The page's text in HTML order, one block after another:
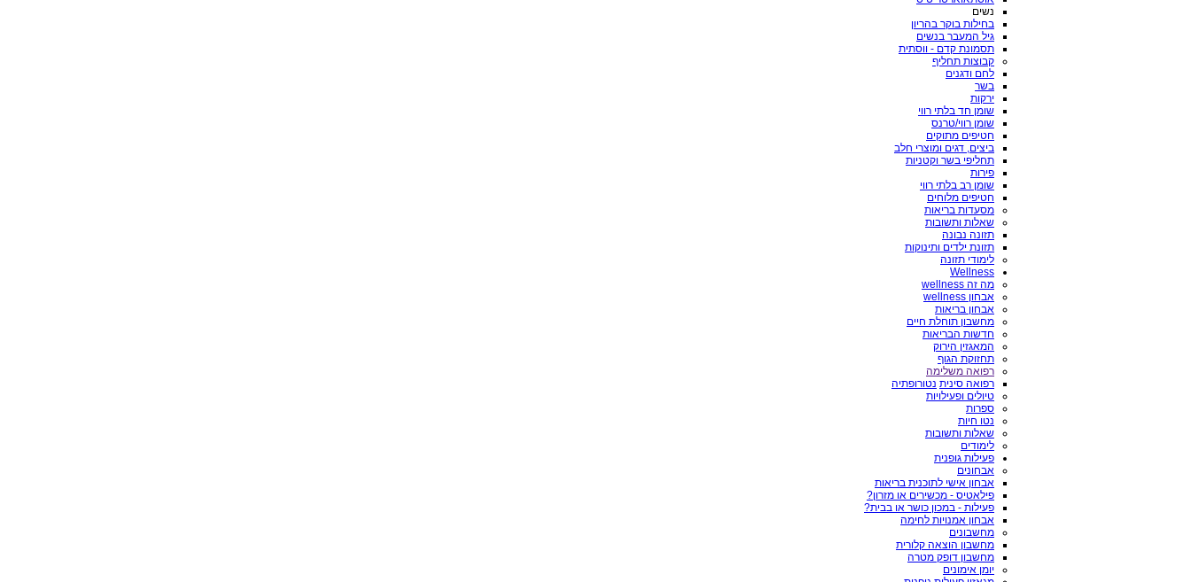
נשים
בחילות בוקר בהריון
גיל המעבר בנשים
תסמונת קדם - ווסתית
קבוצות תחליף
לחם ודגנים
בשר
ירקות
שומן חד בלתי רווי
שומן רווי/טרנס
חטיפים מתוקים
ביצים, דגים ומוצרי חלב
תחליפי בשר וקטניות
פירות
שומן רב בלתי רווי
חטיפים מלוחים
מסעדות בריאות
שאלות ותשובות
תזונה נבונה
תזונת ילדים ותינוקות
לימודי תזונה
Wellness
מה זה wellness
אבחון wellness
אבחון בריאות
מחשבון תוחלת חיים
חדשות הבריאות
המאגזין הירוק
תחזוקת הגוף
רפואה משלימה
רפואה סינית נטורופתיה
טיולים ופעילויות
ספרות
נטו חיות
שאלות ותשובות
לימודים
פעילות גופנית
אבחונים
אבחון אישי לתוכנית בריאות
פילאטיס - מכשירים או מזרון?
פעילות - במכון כושר או בבית?
אבחון אמנויות לחימה
מחשבונים
מחשבון הוצאה קלורית
מחשבון דופק מטרה
יומן אימונים